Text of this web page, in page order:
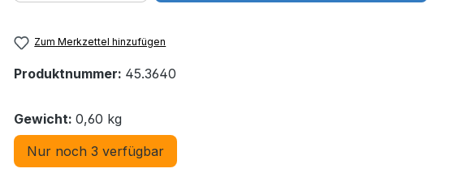
Zum Merkzettel hinzufügen
Produktnummer: 45.3640
Gewicht: 0,60 kg
Nur noch 3 verfügbar